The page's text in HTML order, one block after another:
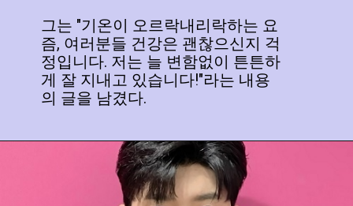
그는 "기온이 오르락내리락하는 요
즘, 여러분들 건강은 괜찮으신지 걱
정입니다. 저는 늘 변함없이 튼튼하
게 잘 지내고 있습니다!"라는 내용
의 글을 남겼다.